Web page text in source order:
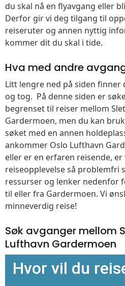
du skal nå en flyavgang eller
Derfor gir vi deg tilgang til
reiseruter og annen nyttig
kommer dit du skal i tide.
Hva med andre
Litt lengre ned på siden finner
og tog. På denne siden er
begrenset til reiser mellom
Gardermoen, men du kan
søket med en annen
ankommer Oslo Lufthavn
eller er en erfaren reisende,
reiseopplevelse så problemfri
ressurser og lenker nedenfor
til eller fra Gardermoen. Vi
minneverdig reise!
Søk avganger mellom
Lufthavn Gardermoen
Hvor vil du